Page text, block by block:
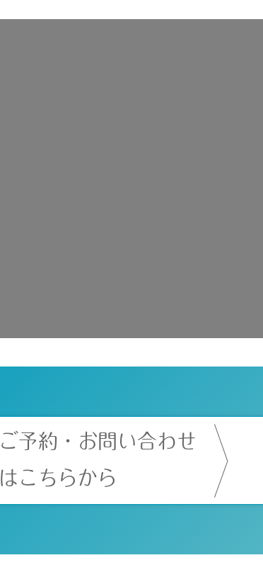
ご予約・お問い合わせ
はこちらから